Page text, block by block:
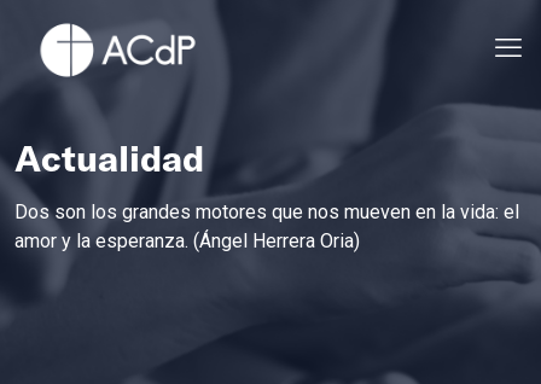
Actualidad
Dos son los grandes motores que nos mueven en la vida: el
amor y la esperanza. (Ángel Herrera Oria)